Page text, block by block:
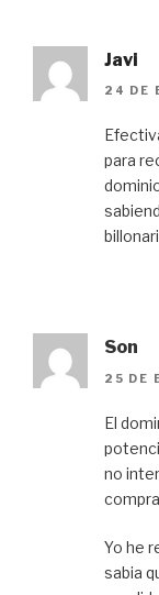
Javi
24 DE
para
Son
25 DE
El
no
Yo he
sabia